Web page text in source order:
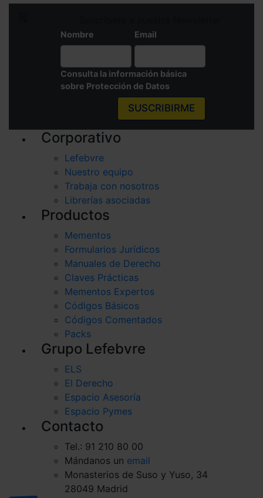
Nombre Email
Consulta la información básica
sobre Protección de Datos
SUSCRIBIRME
Corporativo
Lefebvre
Nuestro equipo
Trabaja con nosotros
Librerías asociadas
Productos
Mementos
Formularios Jurídicos
Manuales de Derecho
Claves Prácticas
Mementos Expertos
Códigos Básicos
Códigos Comentados
Packs
Grupo Lefebvre
ELS
El Derecho
Espacio Asesoría
Espacio Pymes
Contacto
Tel.: 91 210 80 00
Mándanos un email
Monasterios de Suso y Yuso, 34
28049 Madrid